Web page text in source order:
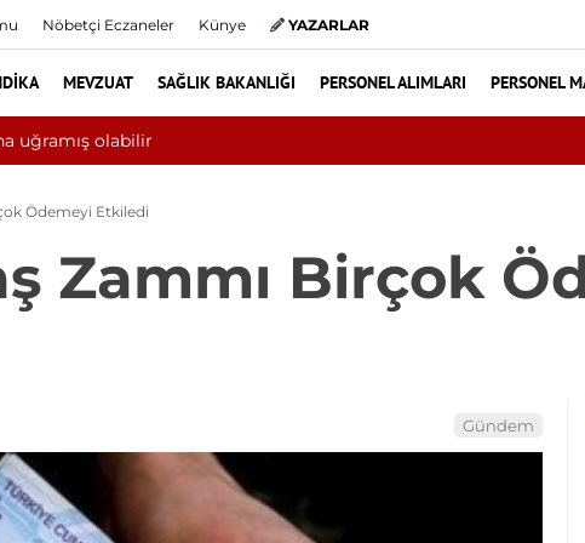
Nöbetçi Eczaneler Künye YAZARLAR
MEVZUAT SAĞLIK BAKANLIĞI PERSONEL ALIMLARI PERSONEL
bini aşkın hasta hiperbarik oksijen tedavisinden yararlandı
Ödemeyi Etkiledi
Zammı Birçok
Gündem